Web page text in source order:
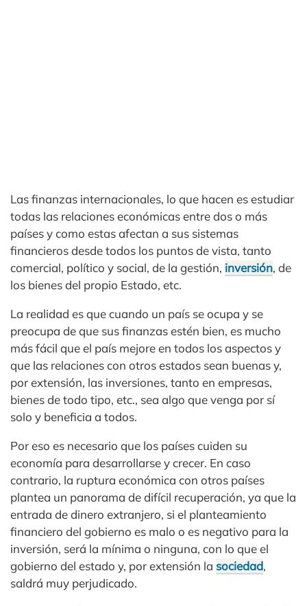
Las finanzas internacionales, lo que hacen es estudiar
todas las relaciones económicas entre dos o más
países y como estas afectan a sus sistemas
financieros desde todos los puntos de vista, tanto
comercial, político y social, de la gestión, inversión, de
los bienes del propio Estado, etc.
La realidad es que cuando un país se ocupa y se
preocupa de que sus finanzas estén bien, es mucho
más fácil que el país mejore en todos los aspectos y
que las relaciones con otros estados sean buenas y,
por extensión, las inversiones, tanto en empresas,
bienes de todo tipo, etc., sea algo que venga por sí
solo y beneficia a todos.
Por eso es necesario que los países cuiden su
economía para desarrollarse y crecer. En caso
contrario, la ruptura económica con otros países
plantea un panorama de difícil recuperación, ya que la
entrada de dinero extranjero, si el planteamiento
financiero del gobierno es malo o es negativo para la
inversión, será la mínima o ninguna, con lo que el
gobierno del estado y, por extensión la sociedad,
saldrá muy perjudicado.